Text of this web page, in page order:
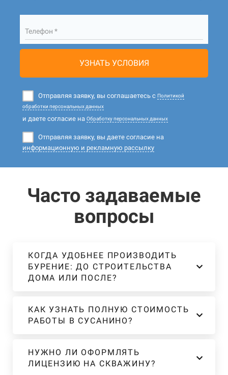
Телефон *
УЗНАТЬ УСЛОВИЯ
Отправляя заявку, вы соглашаетесь с Политикой
обработки персональных данных
и даете согласие на Обработку персональных данных
Отправляя заявку, вы даете согласие на
информационную и рекламную рассылку
Часто задаваемые
вопросы
КОГДА УДОБНЕЕ ПРОИЗВОДИТЬ
БУРЕНИЕ: ДО СТРОИТЕЛЬСТВА
ДОМА ИЛИ ПОСЛЕ?
КАК УЗНАТЬ ПОЛНУЮ СТОИМОСТЬ
РАБОТЫ В СУСАНИНО?
НУЖНО ЛИ ОФОРМЛЯТЬ
ЛИЦЕНЗИЮ НА СКВАЖИНУ?